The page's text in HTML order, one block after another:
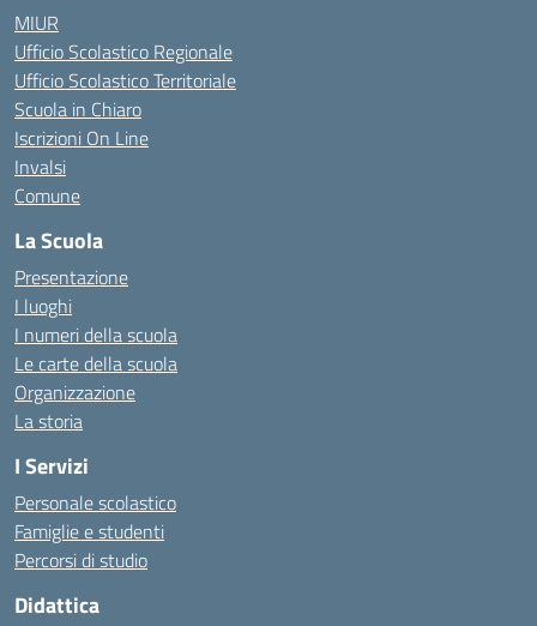
MIUR
Ufficio Scolastico Regionale
Ufficio Scolastico Territoriale
Scuola in Chiaro
Iscrizioni On Line
Invalsi
Comune
La Scuola
Presentazione
I luoghi
I numeri della scuola
Le carte della scuola
Organizzazione
La storia
I Servizi
Personale scolastico
Famiglie e studenti
Percorsi di studio
Didattica